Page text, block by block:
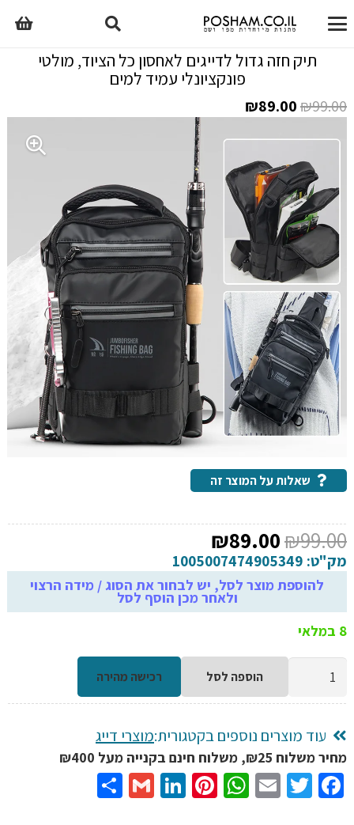
תיק חזה גדול לדייגים לאחסון כל הציוד, מולטי
פונקציונלי עמיד למים
₪99.00
המחיר
₪99.00.
₪89.00
₪89.00.
שאלות על המוצר זה
₪99.00 המחיר
המקורי
היה:
₪99.00.
₪89.00
הנוכחי
הוא:
₪89.00.
מק"ט: 1005007474905349
להוספת מוצר לסל, יש לבחור את הסוג / מידה הרצוי
ולאחר מכן הוסף לסל
8 במלאי
חזה
גדול
לדייגים
לאחסון
הוספה לסל רכישה מהירה
עוד מוצרים נוספים בקטגורית:מוצרי דייג
מחיר משלוח ₪25, משלוח חינם בקנייה מעל ₪400
Facebook
Twitter
Email
WhatsApp
Pinterest
LinkedIn
Gmail